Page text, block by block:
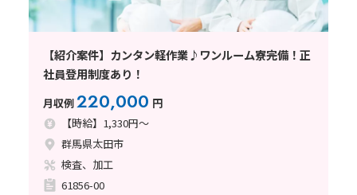
【紹介案件】カンタン軽作業♪ワンルーム寮完備！正
社員登用制度あり！
月収例220,000 円
【時給】1,330円～
群馬県太田市
検査、加工
61856-00